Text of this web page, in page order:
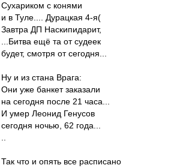
Сухариком с конями
и в Туле.... Дурацкая 4-я(
Завтра ДП Наскипидарит,
...Битва ещё та от судеек
будет, смотря от сегодня...
Ну и из стана Врага:
Они уже банкет заказали
на сегодня после 21 часа...
И умер Леонид Генусов
сегодня ночью, 62 года...
Так что и опять все расписано